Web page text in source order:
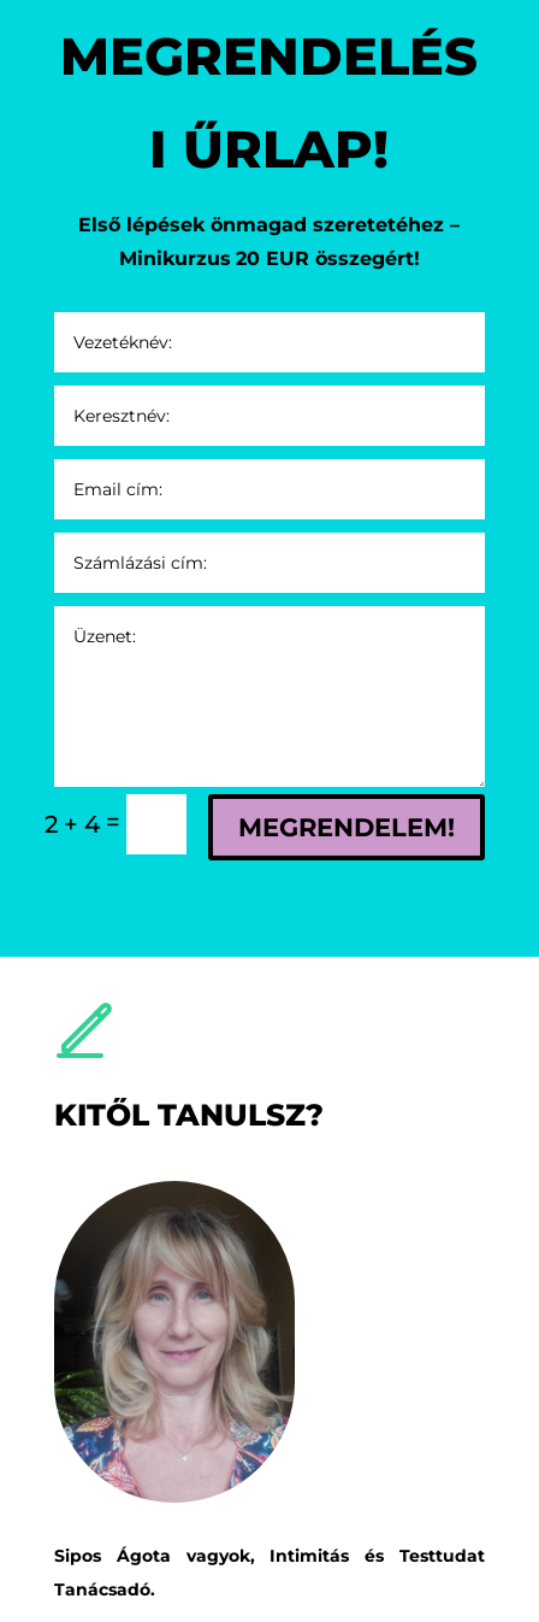
MEGRENDELÉS
I ŰRLAP!
Első lépések önmagad szeretetéhez –
Minikurzus 20 EUR összegért!
2 + 4= MEGRENDELEM!
KITŐL TANULSZ?
Sipos Ágota vagyok, Intimitás és Testtudat
Tanácsadó.